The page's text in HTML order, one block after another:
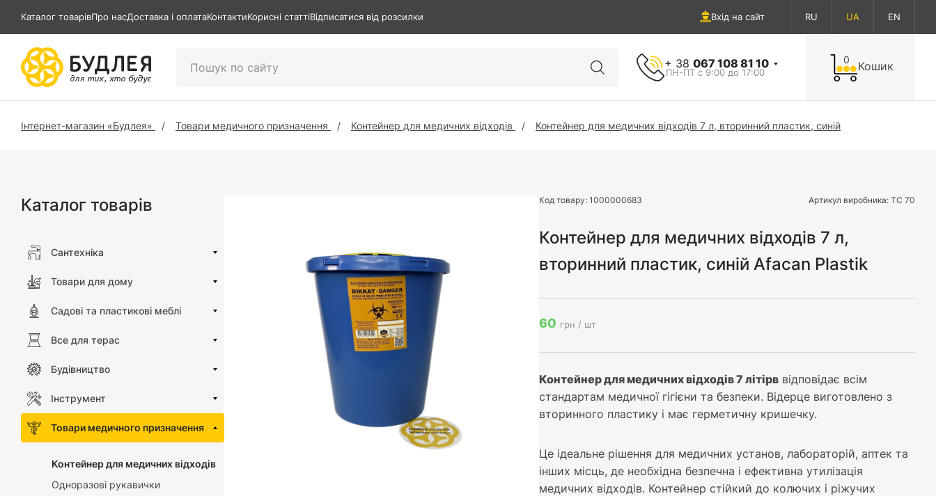
Каталог товарівПро насДоставка і оплатаКонтактиКорисні статтіВідписатися від розсилки Вхід на сайт RU UA EN
+ 38 067 108 81 10
ПН-ПТ с 9:00 до 17:00
0 Кошик
Інтернет-магазин «Будлея» Товари медичного призначення Контейнер для медичних відходів Контейнер для медичних відходів 7 л, вторинний пластик, синій
Каталог товарів
Сантехніка
Товари для дому
Садові та пластикові меблі
Все для терас
Будівництво
Інструмент
Товари медичного призначення
Контейнер для медичних відходів
Одноразові рукавички
Код товару:1000000683 Артикул виробника: ТС 70
Контейнер для медичних відходів 7 л,
вторинний пластик, синій Afacan Plastik
60 грн / шт
Контейнер для медичних відходів 7 літірв відповідає всім
стандартам медичної гігієни та безпеки. Відерце виготовлено з
вторинного пластику і має герметичну кришечку.
Це ідеальне рішення для медичних установ, лабораторій, аптек та
інших місць, де необхідна безпечна і ефективна утилізація
медичних відходів. Контейнер стійкий до колючих і ріжучих